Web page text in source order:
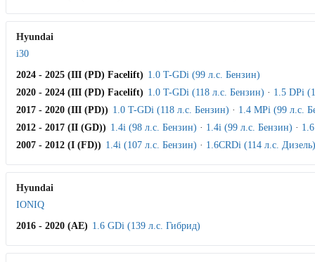
Hyundai
i30
2024 - 2025 (III (PD) Facelift) 1.0 T-GDi (99 л.с. Бензин)
2020 - 2024 (III (PD) Facelift) 1.0 T-GDi (118 л.с. Бензин) · 1.5 DPi
2017 - 2020 (III (PD)) 1.0 T-GDi (118 л.с. Бензин) · 1.4 MPi (99 л.с.
2012 - 2017 (II (GD)) 1.4i (98 л.с. Бензин) · 1.4i (99 л.с. Бензин) ·
2007 - 2012 (I (FD)) 1.4i (107 л.с. Бензин) · 1.6CRDi (114 л.с. Дизель)
Hyundai
IONIQ
2016 - 2020 (AE) 1.6 GDi (139 л.с. Гибрид)